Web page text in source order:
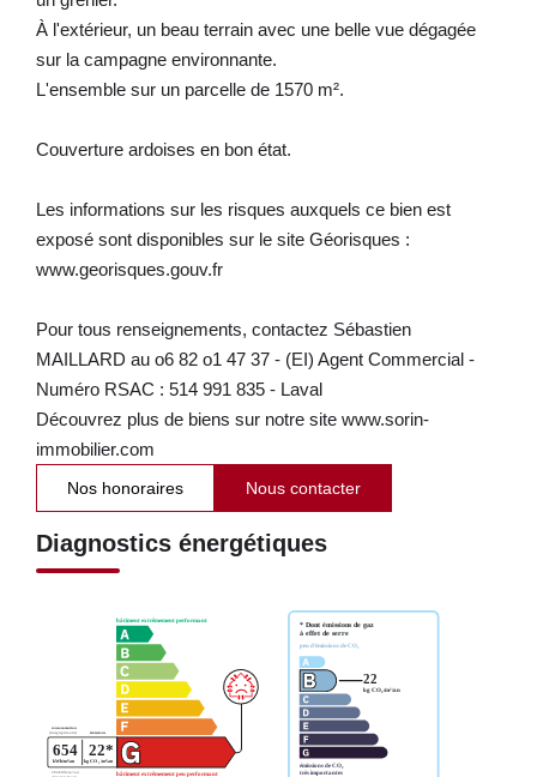
À l'extérieur, un beau terrain avec une belle vue dégagée
sur la campagne environnante.
L'ensemble sur un parcelle de 1570 m².
Couverture ardoises en bon état.
Les informations sur les risques auxquels ce bien est
exposé sont disponibles sur le site Géorisques :
www.georisques.gouv.fr
Pour tous renseignements, contactez Sébastien
MAILLARD au o6 82 o1 47 37 - (EI) Agent Commercial -
Numéro RSAC : 514 991 835 - Laval
Découvrez plus de biens sur notre site www.sorin-
immobilier.com
Nos honoraires Nous contacter
Diagnostics énergétiques